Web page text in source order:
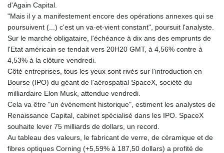
KGS 87.450384
KHR
4049.647537
KMF 426.00035
1407.860383
KWD 0.30866
KZT 467.275008
LAK
LBP
89282.792025
d'Again Capital.
"Mais il y a manifestement encore des opérations annexes qui se
poursuivent (...) c'est un va-et-vient constant", poursuit l'analyste.
Sur le marché obligataire, l'échéance à dix ans des emprunts de
l'Etat américain se tendait vers 20H20 GMT, à 4,56% contre à
4,53% à la clôture vendredi.
Côté entreprises, tous les yeux sont rivés sur l'introduction en
Bourse (IPO) du géant de l'aérospatial SpaceX, société du
milliardaire Elon Musk, attendue vendredi.
Cela va être "un événement historique", estiment les analystes de
Renaissance Capital, cabinet spécialisé dans les IPO. SpaceX
souhaite lever 75 milliards de dollars, un record.
Au tableau des valeurs, le fabricant de verre, de céramique et de
fibres optiques Corning (+5,59% à 187,50 dollars) a profité de